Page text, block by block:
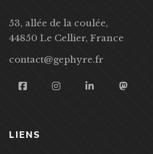
53, allée de la coulée,
44850 Le Cellier, France
contact@gephyre.fr
LIENS